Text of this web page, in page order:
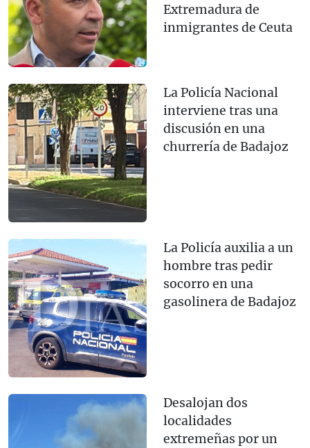
Extremadura de
inmigrantes de Ceuta
La Policía Nacional
interviene tras una
discusión en una
churrería de Badajoz
La Policía auxilia a un
hombre tras pedir
socorro en una
gasolinera de Badajoz
Desalojan dos
localidades
extremeñas por un